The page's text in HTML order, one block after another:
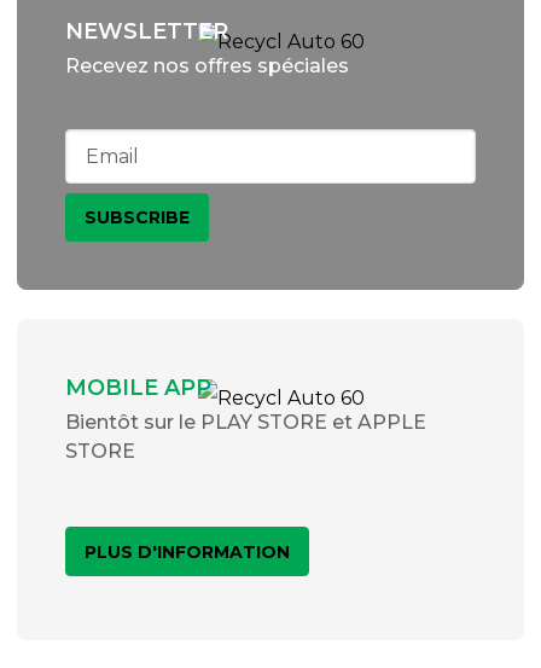
NEWSLETTER
Recevez nos offres spéciales
MOBILE APP
Bientôt sur le PLAY STORE et APPLE
STORE
PLUS D'INFORMATION